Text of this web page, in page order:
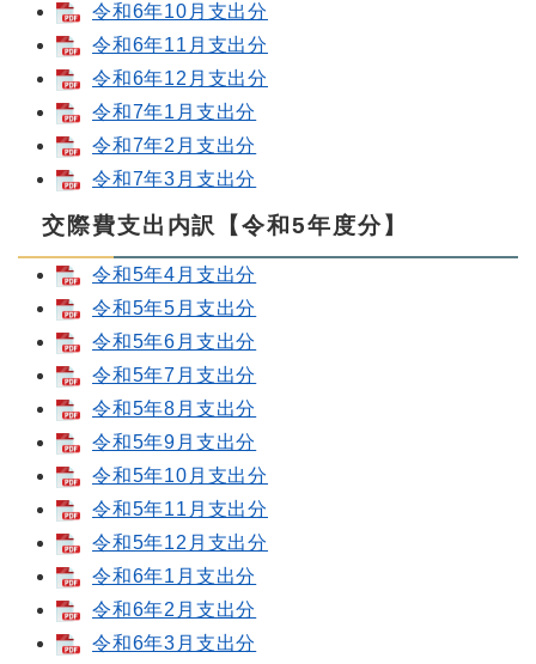
令和6年10月支出分
令和6年11月支出分
令和6年12月支出分
令和7年1月支出分
令和7年2月支出分
令和7年3月支出分
交際費支出内訳【令和5年度分】
令和5年4月支出分
令和5年5月支出分
令和5年6月支出分
令和5年7月支出分
令和5年8月支出分
令和5年9月支出分
令和5年10月支出分
令和5年11月支出分
令和5年12月支出分
令和6年1月支出分
令和6年2月支出分
令和6年3月支出分